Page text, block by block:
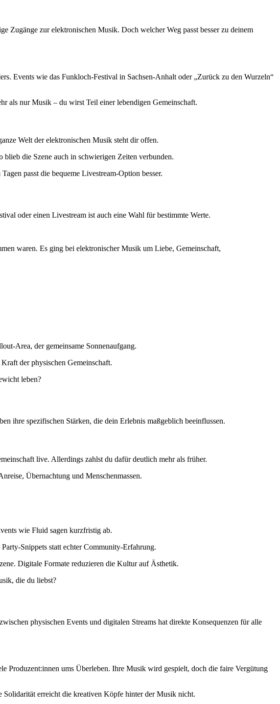
Zugänge zur elektronischen Musik. Doch welcher Weg passt besser zu deinem
Events wie das Funkloch-Festival in Sachsen-Anhalt oder „Zurück zu den Wurzeln“
als nur Musik – du wirst Teil einer lebendigen Gemeinschaft.
Welt der elektronischen Musik steht dir offen.
blieb die Szene auch in schwierigen Zeiten verbunden.
passt die bequeme Livestream-Option besser.
oder einen Livestream ist auch eine Wahl für bestimmte Werte.
waren. Es ging bei elektronischer Musik um Liebe, Gemeinschaft,
Area, der gemeinsame Sonnenaufgang.
der physischen Gemeinschaft.
leben?
ihre spezifischen Stärken, die dein Erlebnis maßgeblich beeinflussen.
live. Allerdings zahlst du dafür deutlich mehr als früher.
Übernachtung und Menschenmassen.
wie Fluid sagen kurzfristig ab.
Snippets statt echter Community-Erfahrung.
Digitale Formate reduzieren die Kultur auf Ästhetik.
die du liebst?
physischen Events und digitalen Streams hat direkte Konsequenzen für alle
Produzent:innen ums Überleben. Ihre Musik wird gespielt, doch die faire Vergütung
Solidarität erreicht die kreativen Köpfe hinter der Musik nicht.